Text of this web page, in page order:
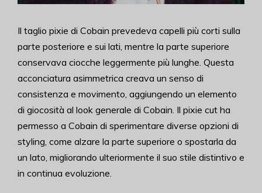
Il taglio pixie di Cobain prevedeva capelli più corti sulla
parte posteriore e sui lati, mentre la parte superiore
conservava ciocche leggermente più lunghe. Questa
acconciatura asimmetrica creava un senso di
consistenza e movimento, aggiungendo un elemento
di giocosità al look generale di Cobain. Il pixie cut ha
permesso a Cobain di sperimentare diverse opzioni di
styling, come alzare la parte superiore o spostarla da
un lato, migliorando ulteriormente il suo stile distintivo e
in continua evoluzione.